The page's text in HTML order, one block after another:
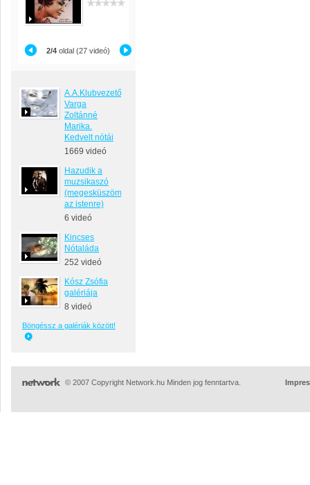
2/4 oldal (27 videó)
A.A.Klubvezető
Varga
Zoltánné
Marika.
Kedvelt nótái
1669 videó
Hazudik a
muzsikaszó
(megesküszöm
az istenre)
6 videó
Kincses
Nótaláda
252 videó
Kósz Zsófia
galériája
8 videó
Böngéssz a galériák között!
© 2007 Copyright Network.hu Minden jog fenntartva.